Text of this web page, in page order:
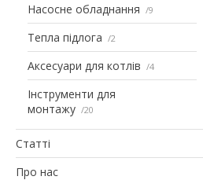
Насосне обладнання 9
Тепла підлога 2
Аксесуари для котлів 4
Інструменти для
монтажу
20
Статті
Про нас